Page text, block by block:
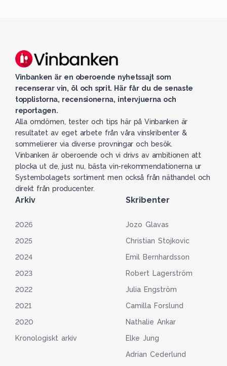
Vinbanken är en oberoende nyhetssajt som
recenserar vin, öl och sprit. Här får du de senaste
topplistorna, recensionerna, intervjuerna och
reportagen.
Alla omdömen, tester och tips här på Vinbanken är
resultatet av eget arbete från våra vinskribenter &
sommelierer via diverse provningar och besök.
Vinbanken är oberoende och vi drivs av ambitionen att
plocka ut de, just nu, bästa vin-rekommendationerna ur
Systembolagets sortiment men också från näthandel och
direkt från producenter.
Arkiv
2026
2025
2024
2023
2022
2021
2020
Kronologiskt arkiv
Skribenter
Jozo Glavas
Christian Stojkovic
Emil Bernhardsson
Robert Lagerström
Julia Engström
Camilla Forslund
Nathalie Ankar
Elke Jung
Adrian Cederlund